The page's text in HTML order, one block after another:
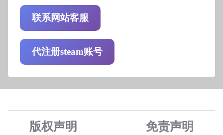
联系网站客服
代注册steam账号
版权声明 免责声明